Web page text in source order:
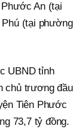
An (tại
(tại phường
UBND tỉnh
chủ trương đầu
Tiên Phước
73,7 tỷ đồng.